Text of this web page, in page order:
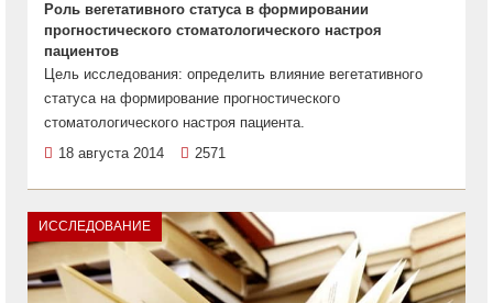
Роль вегетативного статуса в формировании
прогностического стоматологического настроя
пациентов
Цель исследования: определить влияние вегетативного
статуса на формирование прогностического
стоматологического настроя пациента.
18 августа 2014
2571
ИССЛЕДОВАНИЕ